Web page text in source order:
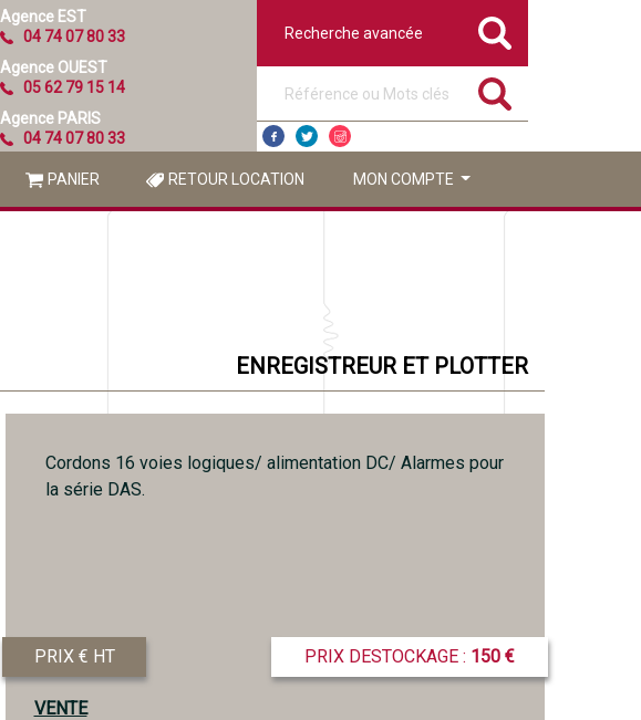
Agence EST
04 74 07 80 33
Agence OUEST
05 62 79 15 14
Agence PARIS
04 74 07 80 33
Recherche avancée
PANIER RETOUR LOCATION MON COMPTE
ENREGISTREUR ET PLOTTER
Cordons 16 voies logiques/ alimentation DC/ Alarmes pour
la série DAS.
PRIX € HT PRIX DESTOCKAGE : 150 €
VENTE